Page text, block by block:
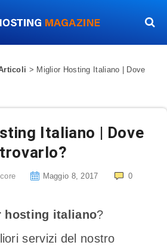
> Miglior Hosting Italiano | Dove
Italiano | Dove
trovarlo?
Maggio 8, 2017 0
hosting italiano?
servizi del nostro